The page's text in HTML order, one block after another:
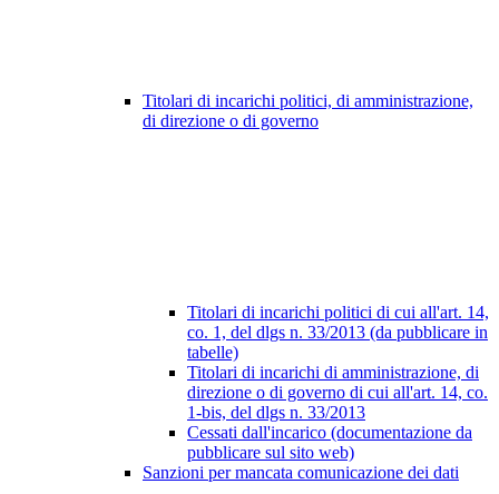
Titolari di incarichi politici, di amministrazione,
di direzione o di governo
Titolari di incarichi politici di cui all'art. 14,
co. 1, del dlgs n. 33/2013 (da pubblicare in
tabelle)
Titolari di incarichi di amministrazione, di
direzione o di governo di cui all'art. 14, co.
1-bis, del dlgs n. 33/2013
Cessati dall'incarico (documentazione da
pubblicare sul sito web)
Sanzioni per mancata comunicazione dei dati